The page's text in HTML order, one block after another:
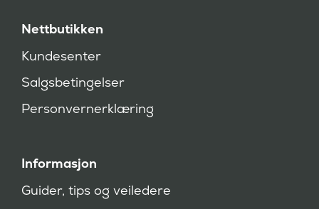
Nettbutikken
Kundesenter
Salgsbetingelser
Personvernerklæring
Informasjon
Guider, tips og veiledere
k
e
d